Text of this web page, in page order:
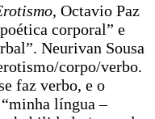
, Octavio Paz
corporal” e
Neurivan Sousa
corpo/verbo.
faz verbo, e o
língua –